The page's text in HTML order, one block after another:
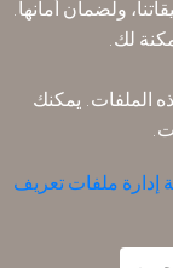
ولضمان أمانها.
لك.
الملفات. يمكنك
إدارة ملفات تعريف